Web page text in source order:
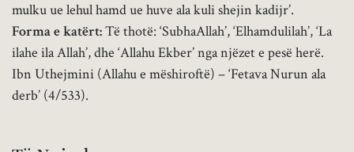
mulku ue lehul hamd ue huve ala kuli shejin kadijr’.
Forma e katërt:Të thotë: ‘SubhaAllah’, ‘Elhamdulilah’, ‘La
ilahe ila Allah’, dhe ‘Allahu Ekber’ nga njëzet e pesë herë.
Ibn Uthejmini (Allahu e mëshiroftë) – ‘Fetava Nurun ala
derb’ (4/533).